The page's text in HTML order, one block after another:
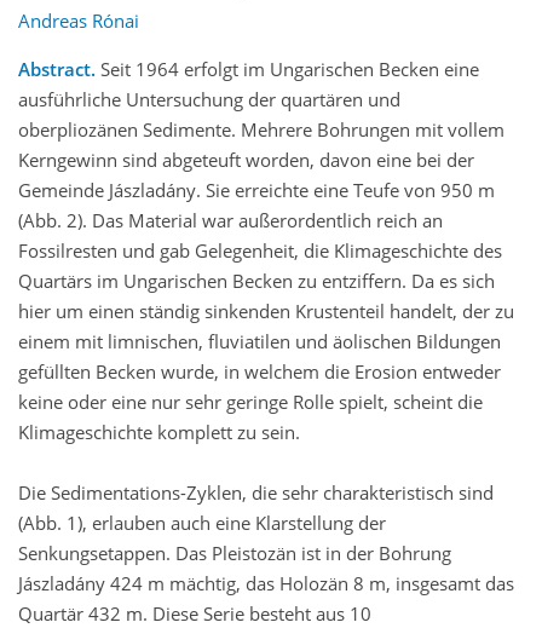
Andreas Rónai
Abstract. Seit 1964 erfolgt im Ungarischen Becken eine
ausführliche Untersuchung der quartären und
oberpliozänen Sedimente. Mehrere Bohrungen mit vollem
Kerngewinn sind abgeteuft worden, davon eine bei der
Gemeinde Jászladány. Sie erreichte eine Teufe von 950 m
(Abb. 2). Das Material war außerordentlich reich an
Fossilresten und gab Gelegenheit, die Klimageschichte des
Quartärs im Ungarischen Becken zu entziffern. Da es sich
hier um einen ständig sinkenden Krustenteil handelt, der zu
einem mit limnischen, fluviatilen und äolischen Bildungen
gefüllten Becken wurde, in welchem die Erosion entweder
keine oder eine nur sehr geringe Rolle spielt, scheint die
Klimageschichte komplett zu sein.
Die Sedimentations-Zyklen, die sehr charakteristisch sind
(Abb. 1), erlauben auch eine Klarstellung der
Senkungsetappen. Das Pleistozän ist in der Bohrung
Jászladány 424 m mächtig, das Holozän 8 m, insgesamt das
Quartär 432 m. Diese Serie besteht aus 10